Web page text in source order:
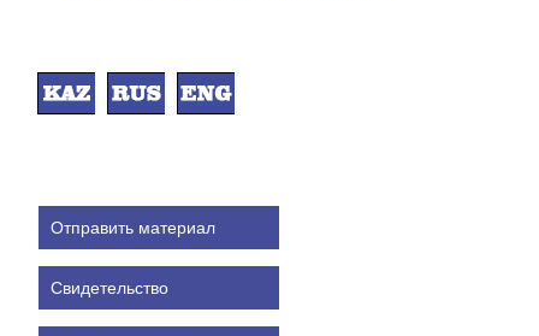
Отправить материал
Свидетельство